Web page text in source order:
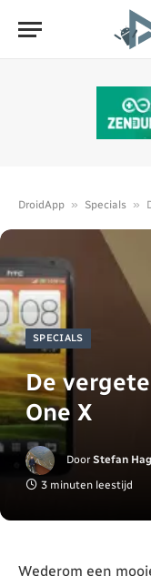
DroidApp » Specials »
SPECIALS
De
One X
Door Stefan
3 minuten leestijd
Wederom een